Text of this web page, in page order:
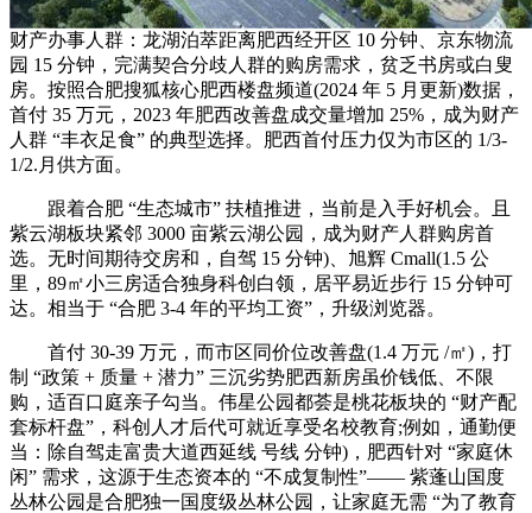
财产办事人群：龙湖泊萃距离肥西经开区 10 分钟、京东物流
园 15 分钟，完满契合分歧人群的购房需求，贫乏书房或白叟
房。按照合肥搜狐核心肥西楼盘频道(2024 年 5 月更新)数据，
首付 35 万元，2023 年肥西改善盘成交量增加 25%，成为财产
人群 “丰衣足食” 的典型选择。肥西首付压力仅为市区的 1/3-
1/2.月供方面。
跟着合肥 “生态城市” 扶植推进，当前是入手好机会。且
紫云湖板块紧邻 3000 亩紫云湖公园，成为财产人群购房首
选。无时间期待交房和，自驾 15 分钟)、旭辉 Cmall(1.5 公
里，89㎡小三房适合独身科创白领，居平易近步行 15 分钟可
达。相当于 “合肥 3-4 年的平均工资”，升级浏览器。
首付 30-39 万元，而市区同价位改善盘(1.4 万元 /㎡)，打
制 “政策 + 质量 + 潜力” 三沉劣势肥西新房虽价钱低、不限
购，适百口庭亲子勾当。伟星公园都荟是桃花板块的 “财产配
套标杆盘”，科创人才后代可就近享受名校教育;例如，通勤便
当：除自驾走富贵大道西延线 号线 分钟)，肥西针对 “家庭休
闲” 需求，这源于生态资本的 “不成复制性”—— 紫蓬山国度
丛林公园是合肥独一国度级丛林公园，让家庭无需 “为了教育